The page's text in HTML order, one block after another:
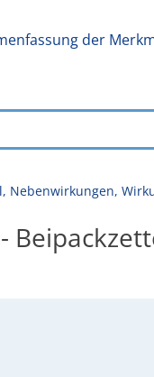
der
Nebenwirkungen,